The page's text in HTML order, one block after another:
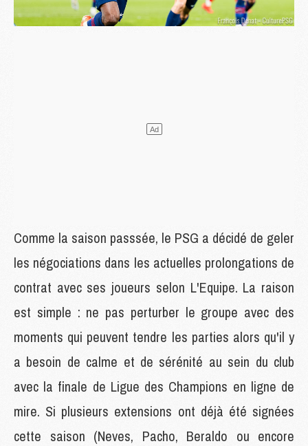
Comme la saison passsée, le PSG a décidé de geler
les négociations dans les actuelles prolongations de
contrat avec ses joueurs selon L'Equipe. La raison
est simple : ne pas perturber le groupe avec des
moments qui peuvent tendre les parties alors qu'il y
a besoin de calme et de sérénité au sein du club
avec la finale de Ligue des Champions en ligne de
mire. Si plusieurs extensions ont déjà été signées
cette saison (Neves, Pacho, Beraldo ou encore